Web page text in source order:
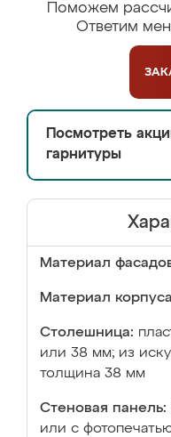
Поможем
Ответим
Посмотреть
гарнитуры
Материал
Материал
Столешница:
или 38 мм; из
толщина 38 мм
Стеновая панель:
или с